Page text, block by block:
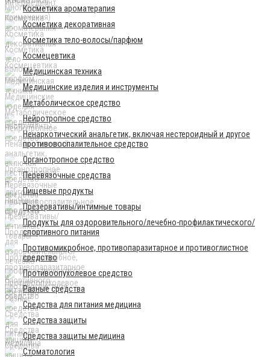
Косметика ароматерапия
Косметика декоративная
Косметика тело-волосы/парфюм
Космецевтика
Медицинская техника
Медицинские изделия и инструменты
Метаболическое средство
Нейротропное средство
Ненаркотический анальгетик, включая нестероидный и другое
противовоспалительное средство
Органотропное средство
Перевязочные средства
Пищевые продукты
Презервативы/интимные товары
Продукты для оздоровительного/лечебно-профилактического/
спортивного питания
Противомикробное, противопаразитарное и противоглистное
средство
Противоопухолевое средство
Разные средства
Средства для питания медицина
Средства защиты
Средства защиты медицина
Стоматология